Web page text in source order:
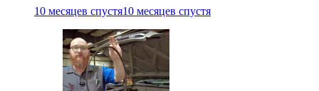
10 месяцев спустя10 месяцев спустя